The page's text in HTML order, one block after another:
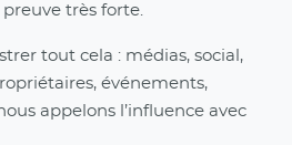
très forte.
tout cela : médias, social,
événements,
appelons l’influence avec